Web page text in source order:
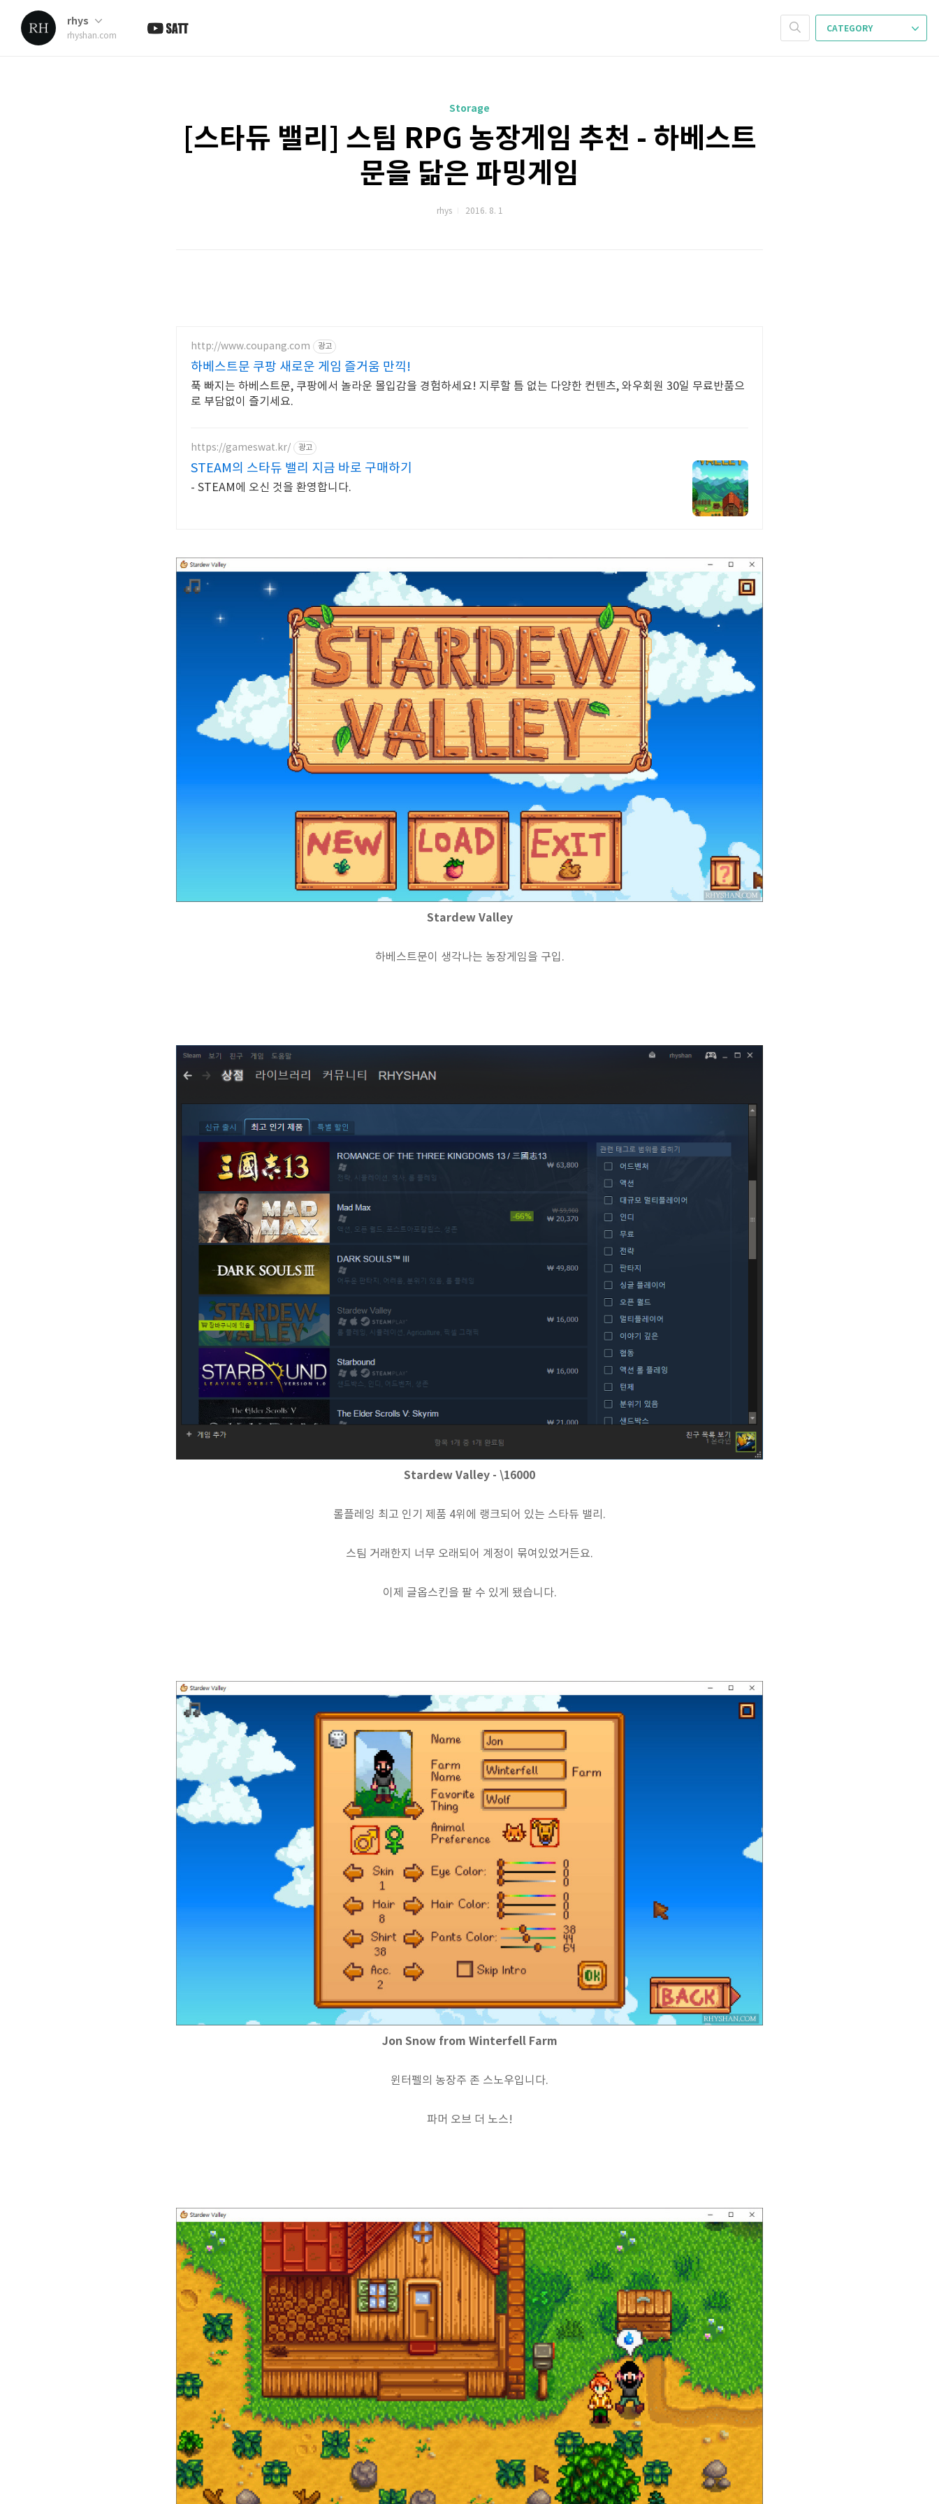
rhys
rhyshan.com
CATEGORY
Storage
[스타듀 밸리] 스팀 RPG 농장게임 추천 - 하베스트
문을 닮은 파밍게임
rhys 2016. 8. 1
http://www.coupang.com 광고
하베스트문 쿠팡 새로운 게임 즐거움 만끽!
푹 빠지는 하베스트문, 쿠팡에서 놀라운 몰입감을 경험하세요! 지루할 틈 없는 다양한 컨텐츠, 와우회원 30일 무료반품으
로 부담없이 즐기세요.
https://gameswat.kr/ 광고
STEAM의 스타듀 밸리 지금 바로 구매하기
- STEAM에 오신 것을 환영합니다.
Stardew Valley
하베스트문이 생각나는 농장게임을 구입.
Stardew Valley - \16000
롤플레잉 최고 인기 제품 4위에 랭크되어 있는 스타듀 밸리.
스팀 거래한지 너무 오래되어 계정이 묶여있었거든요.
이제 글옵스킨을 팔 수 있게 됐습니다.
Jon Snow from Winterfell Farm
윈터펠의 농장주 존 스노우입니다.
파머 오브 더 노스!